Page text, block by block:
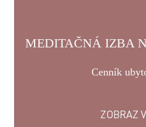
MEDITAČNÁ IZBA
Cenník
ZOBRAZ